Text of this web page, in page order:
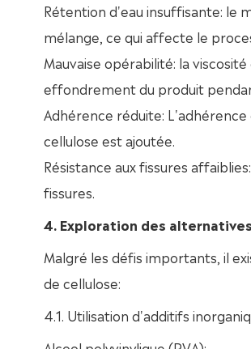
Rétention d'eau insuffisante: le
mélange, ce qui affecte le
Mauvaise opérabilité: la
effondrement du produit
Adhérence réduite:
cellulose est ajoutée.
Résistance aux fissures
fissures.
4. Exploration des alternatives
Malgré les défis importants, il
de cellulose:
4.1. Utilisation d'additifs